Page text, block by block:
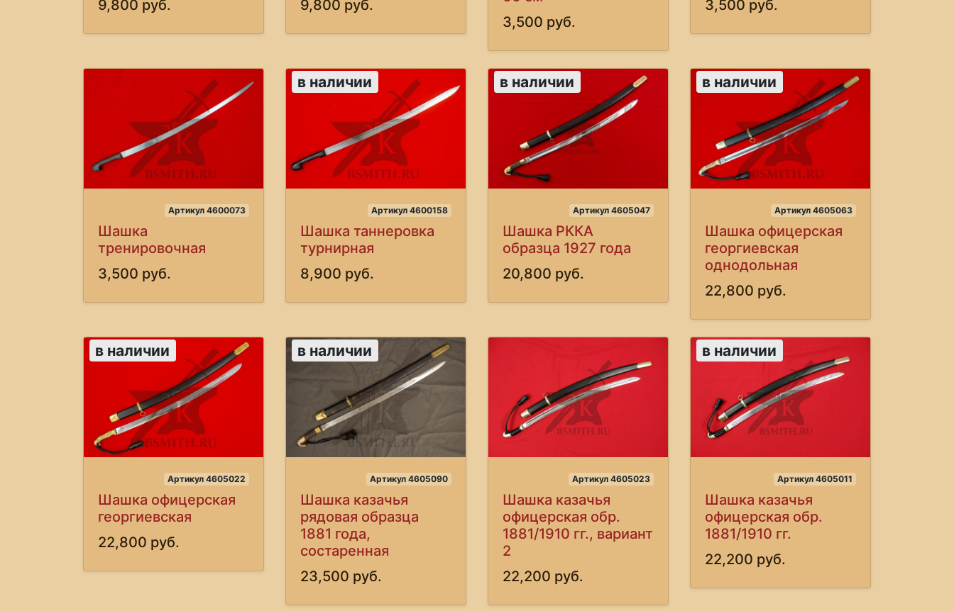
9,800 руб.
9,800 руб.
3,500 руб.
3,500 руб.
Артикул 4600073
Шашка
тренировочная
3,500 руб.
в наличии
Артикул 4600158
Шашка таннеровка
турнирная
8,900 руб.
в наличии
Артикул 4605047
Шашка РККА
образца 1927 года
20,800 руб.
в наличии
Артикул 4605063
Шашка офицерская
георгиевская
однодольная
22,800 руб.
в наличии
Артикул 4605022
Шашка офицерская
георгиевская
22,800 руб.
в наличии
Артикул 4605090
Шашка казачья
рядовая образца
1881 года,
состаренная
23,500 руб.
Артикул 4605023
Шашка казачья
офицерская обр.
1881/1910 гг., вариант
2
22,200 руб.
в наличии
Артикул 4605011
Шашка казачья
офицерская обр.
1881/1910 гг.
22,200 руб.